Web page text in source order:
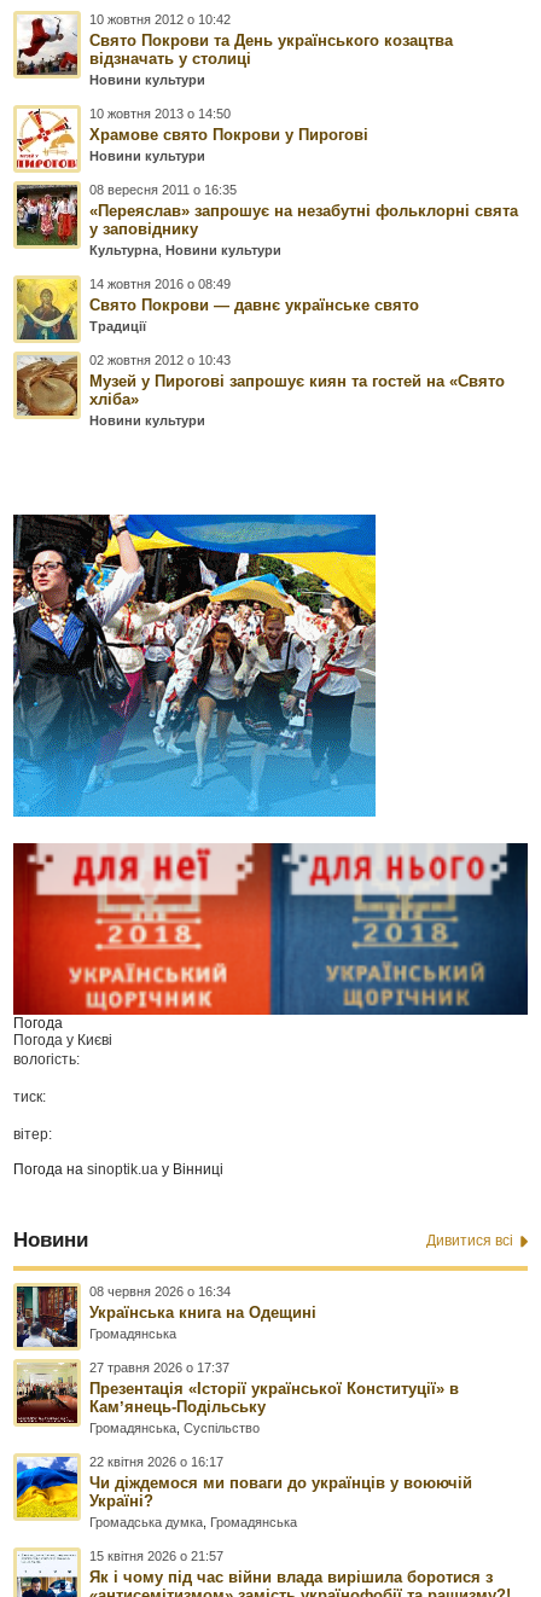
10 жовтня 2012 о 10:42
Свято Покрови та День українського козацтва
відзначать у столиці
Новини культури
10 жовтня 2013 о 14:50
Храмове свято Покрови у Пирогові
Новини культури
08 вересня 2011 о 16:35
«Переяслав» запрошує на незабутні фольклорні свята
у заповіднику
Культурна, Новини культури
14 жовтня 2016 о 08:49
Свято Покрови — давнє українське свято
Традиції
02 жовтня 2012 о 10:43
Музей у Пирогові запрошує киян та гостей на «Свято
хліба»
Новини культури
Погода
Погода у Києві
вологість:
тиск:
вітер:
Погода наsinoptik.ua у Вінниці
Новини Дивитися всі
08 червня 2026 о 16:34
Українська книга на Одещині
Громадянська
27 травня 2026 о 17:37
Презентація «Історії української Конституції» в
Камʼянець-Подільську
Громадянська ,Суспільство
22 квітня 2026 о 16:17
Чи діждемося ми поваги до українців у воюючій
Україні?
Громадська думка Громадянська
15 квітня 2026 о 21:57
Як і чому під час війни влада вирішила боротися з